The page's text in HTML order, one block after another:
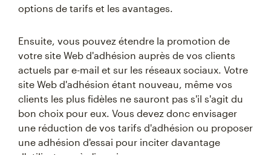
options de tarifs et les avantages.
Ensuite, vous pouvez étendre la promotion de
votre site Web d'adhésion auprès de vos clients
actuels par e-mail et sur les réseaux sociaux. Votre
site Web d'adhésion étant nouveau, même vos
clients les plus fidèles ne sauront pas s'il s'agit du
bon choix pour eux. Vous devez donc envisager
une réduction de vos tarifs d'adhésion ou proposer
une adhésion d'essai pour inciter davantage